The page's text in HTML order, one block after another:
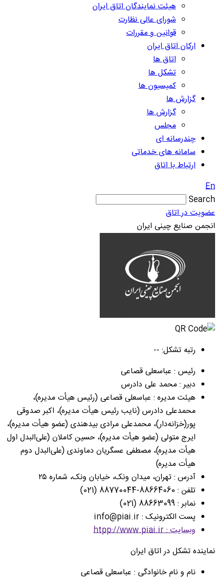
هیئت نمایندگان اتاق ایران
شورای عالی نظارت
قوانین و مقررات
ارکان اتاق ایران
اتاق ها
تشکل ها
کمیسیون ها
گزارش ها
گزارش ها
مجلس
چندرسانه ای
سامانه های خدماتی
ارتباط با اتاق
En
Search
عضویت در اتاق
انجمن صنایع چینی ایران
رتبه تشکل: --
رئیس : عباسعلی قصاعی
دبیر : محمد علی دادرس
هیئت مدیره : عباسعلی قصاعی (رئیس هیأت مدیره)،
محمدعلی دادرس (نایب رئیس هیأت مدیره)، اکبر صدوقی
پور(خزانه‌دار)، محمدعلی مرادی بیدهندی (عضو هیأت مدیره)،
ایرج متولی (عضو هیأت مدیره)، حسین کاملان (علی‌البدل اول
هیأت مدیره)، مصطفی عسگریان دماوندی (علی‌البدل دوم
هیأت مدیره)
آدرس : تهران، میدان ونک، خیابان ونک، شماره ۲۵
تلفن : 88664060-88770044 (021)
نمابر : 88663099 (021)
پست الکترونیک : info@piai.ir
وبسایت : htpp://www.piai.ir
نماینده تشکل در اتاق ایران
نام و نام خانوادگی : عباسعلی قصاعی